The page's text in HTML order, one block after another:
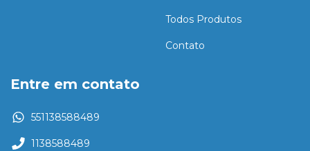
Todos Produtos
Contato
Entre em contato
551138588489
1138588489